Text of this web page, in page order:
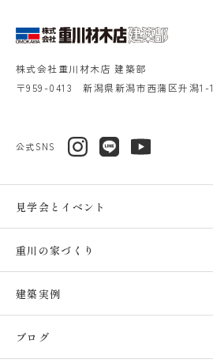
見学会とイベント
重川の家づくり
建築実例
ブログ
公式SNS
株式会社重川材木店 建築部
〒959-0413 新潟県新潟市西蒲区升潟1-1